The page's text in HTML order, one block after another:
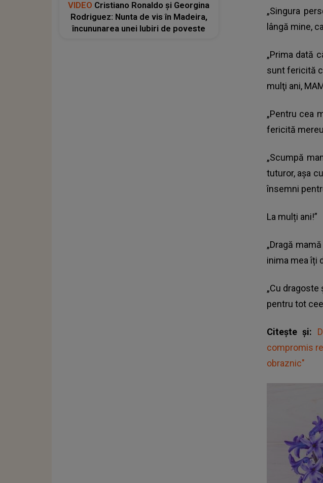
„Singura
lângă mine,
„Prima dată
sunt fericită
mulţi ani,
„Pentru cea
fericită
„Scumpă
tuturor, așa
însemni
La mulți ani!”
„Dragă
inima mea îți
„Cu
pentru tot
Citește și:
compromis
obraznic"
VIDEO Cristiano Ronaldo și Georgina
Rodriguez: Nunta de vis în Madeira,
încununarea unei Iubiri de poveste